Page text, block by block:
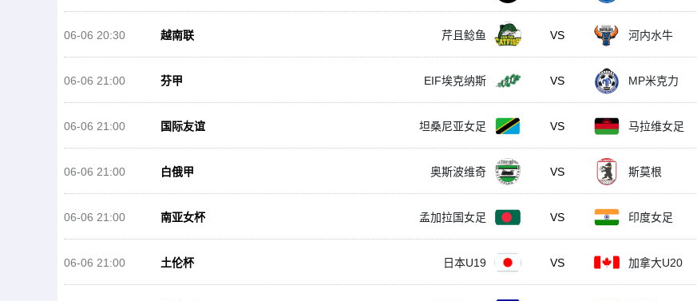
06-06 20:30 越南联 芹且鲶鱼 VS 河内水牛
06-06 21:00 芬甲 EIF埃克纳斯 VS MP米克力
06-06 21:00 国际友谊 坦桑尼亚女足 VS 马拉维女足
06-06 21:00 白俄甲 奥斯波维奇 VS 斯莫根
06-06 21:00 南亚女杯 孟加拉国女足 VS 印度女足
06-06 21:00 土伦杯 日本U19 VS 加拿大U20